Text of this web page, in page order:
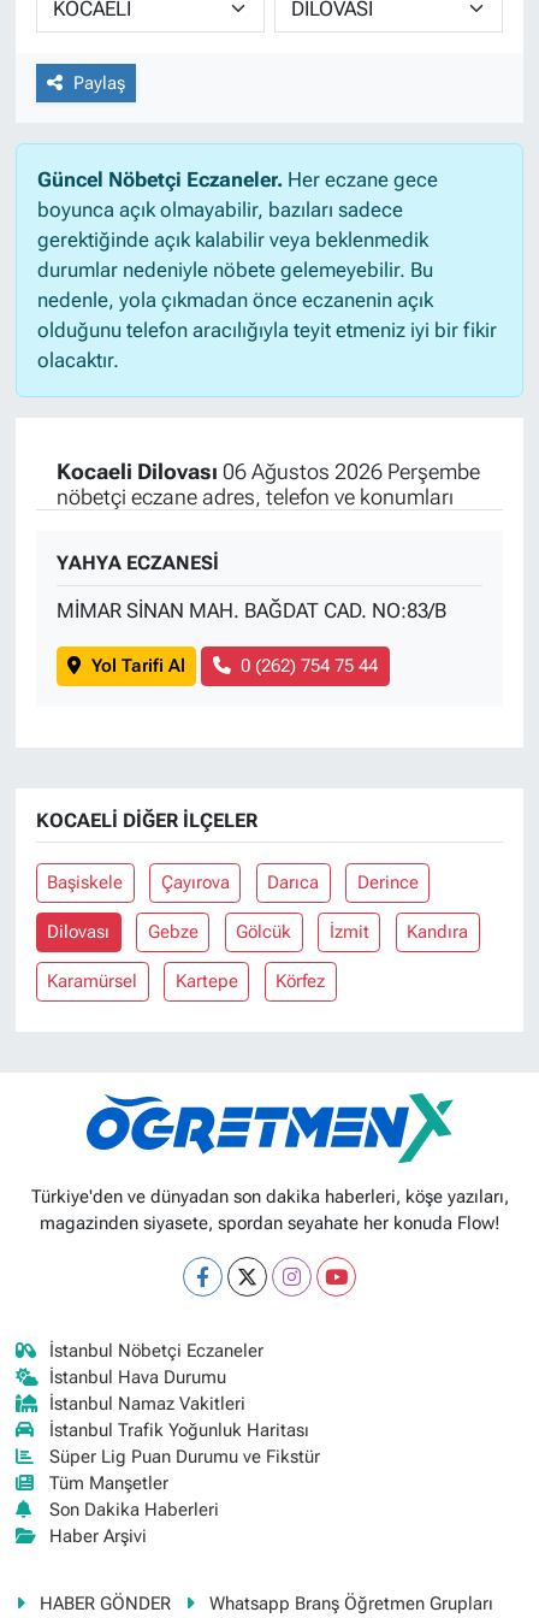
Paylaş
Güncel Nöbetçi Eczaneler.Her eczane gece
boyunca açık olmayabilir, bazıları sadece
gerektiğinde açık kalabilir veya beklenmedik
durumlar nedeniyle nöbete gelemeyebilir. Bu
nedenle, yola çıkmadan önce eczanenin açık
olduğunu telefon aracılığıyla teyit etmeniz iyi bir fikir
olacaktır.
Kocaeli Dilovası 06 Ağustos 2026 Perşembe
nöbetçi eczane adres, telefon ve konumları
YAHYA ECZANESİ
MİMAR SİNAN MAH. BAĞDAT CAD. NO:83/B
Yol Tarifi Al 0 (262) 754 75 44
KOCAELI DIĞER İLÇELER
Başiskele Çayırova Darıca Derince
Dilovası Gebze Gölcük İzmit Kandıra
Karamürsel Kartepe Körfez
Türkiye'den ve dünyadan son dakika haberleri, köşe yazıları,
magazinden siyasete, spordan seyahate her konuda Flow!
İstanbul Nöbetçi Eczaneler
İstanbul Hava Durumu
İstanbul Namaz Vakitleri
İstanbul Trafik Yoğunluk Haritası
Süper Lig Puan Durumu ve Fikstür
Tüm Manşetler
Son Dakika Haberleri
Haber Arşivi
HABER GÖNDER Whatsapp Branş Öğretmen Grupları